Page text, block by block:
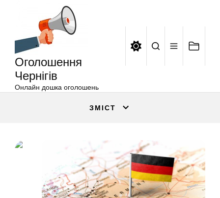
Оголошення
Чернігів
Онлайн дошка оголошень
ЗМІСТ